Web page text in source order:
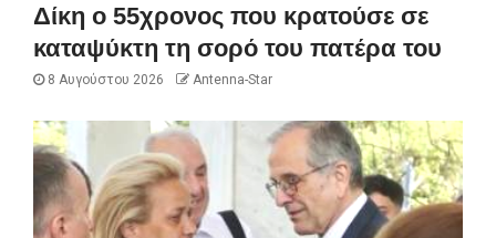
Δίκη ο 55χρονος που κρατούσε σε
καταψύκτη τη σορό του πατέρα του
8 Αυγούστου 2026 Antenna-Star